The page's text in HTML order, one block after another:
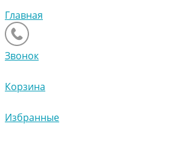
Главная
Звонок
Корзина
Избранные